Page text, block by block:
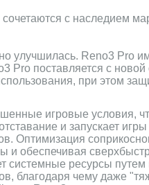
с наследием
улучшилась. Reno3 Pro
Pro поставляется с
при этом
игровые условия,
и запускает
Оптимизация
обеспечивая
системные ресурсы
благодаря чему даже